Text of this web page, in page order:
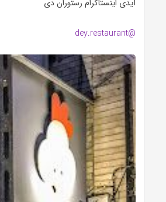
آیدی اینستاگرام رستوران دی
@dey.restaurant